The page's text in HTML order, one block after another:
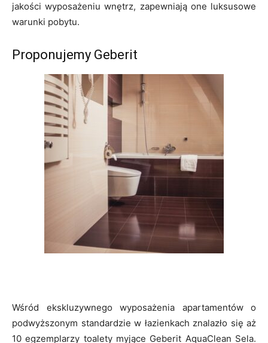
jakości wyposażeniu wnętrz, zapewniają one luksusowe
warunki pobytu.
Proponujemy Geberit
Wśród ekskluzywnego wyposażenia apartamentów o
podwyższonym standardzie w łazienkach znalazło się aż
10 egzemplarzy toalety myjące Geberit AquaClean Sela.